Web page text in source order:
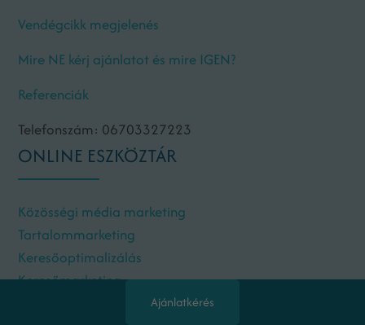
Vendégcikk megjelenés
Mire NE kérj ajánlatot és mire IGEN?
Referenciák
Telefonszám: 06703327223
ONLINE ESZKÖZTÁR
Közösségi média marketing
Tartalommarketing
Keresőoptimalizálás
Keresőmarketing
Ajánlatkérés